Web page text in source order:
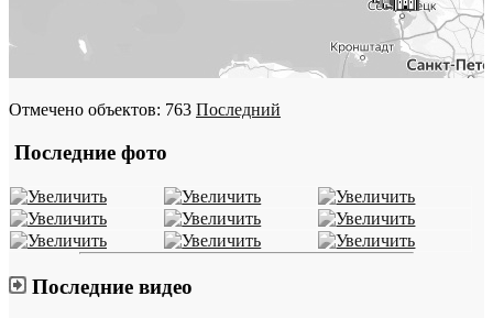
Отмечено объектов: 763 Последний
Последние фото
Последние видео